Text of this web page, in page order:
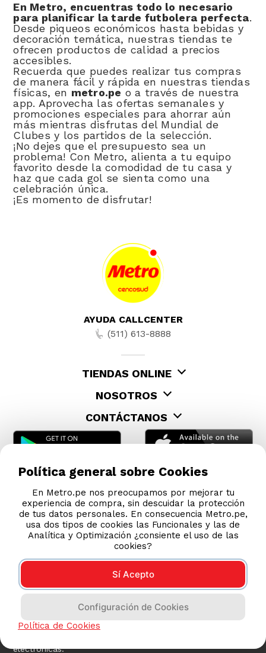
En Metro, encuentras todo lo necesario
para planificar la tarde futbolera perfecta.
Desde piqueos económicos hasta bebidas y
decoración temática, nuestras tiendas te
ofrecen productos de calidad a precios
accesibles.
Recuerda que puedes realizar tus compras
de manera fácil y rápida en nuestras tiendas
físicas, en metro.pe o a través de nuestra
app. Aprovecha las ofertas semanales y
promociones especiales para ahorrar aún
más mientras disfrutas del Mundial de
Clubes y los partidos de la selección.
¡No dejes que el presupuesto sea un
problema! Con Metro, alienta a tu equipo
favorito desde la comodidad de tu casa y
haz que cada gol se sienta como una
celebración única.
¡Es momento de disfrutar!
AYUDA CALLCENTER
(511) 613-8888
TIENDAS ONLINE
NOSOTROS
CONTÁCTANOS
COMPRAS 100% SEGURAS
electrónicas.
Política general sobre Cookies
En Metro.pe nos preocupamos por mejorar tu
experiencia de compra, sin descuidar la protección
de tus datos personales. En consecuencia Metro.pe,
usa dos tipos de cookies las Funcionales y las de
Analítica y Optimización ¿consiente el uso de las
cookies?
Sí Acepto
Configuración de Cookies
Política de Cookies